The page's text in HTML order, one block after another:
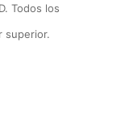
Todos los
superior.